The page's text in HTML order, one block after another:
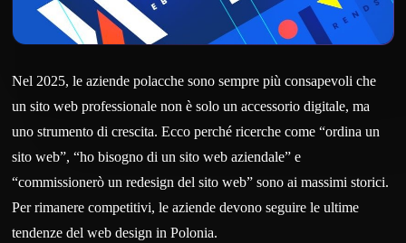
Nel 2025, le aziende polacche sono sempre più consapevoli che
un sito web professionale non è solo un accessorio digitale, ma
uno strumento di crescita. Ecco perché ricerche come “ordina un
sito web”, “ho bisogno di un sito web aziendale” e
“commissionerò un redesign del sito web” sono ai massimi storici.
Per rimanere competitivi, le aziende devono seguire le ultime
tendenze del web design in Polonia.